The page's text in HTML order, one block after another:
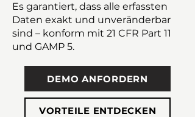
Es garantiert, dass alle erfassten
Daten exakt und unveränderbar
sind – konform mit 21 CFR Part 11
und GAMP 5.
DEMO ANFORDERN
VORTEILE ENTDECKEN